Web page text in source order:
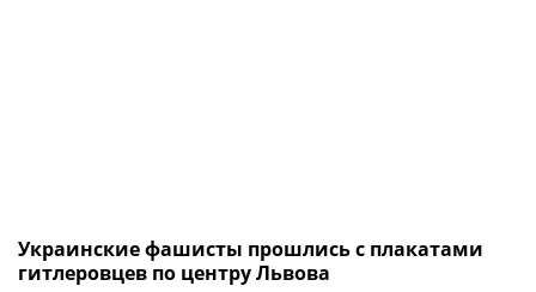
Украинские фашисты прошлись с плакатами
гитлеровцев по центру Львова